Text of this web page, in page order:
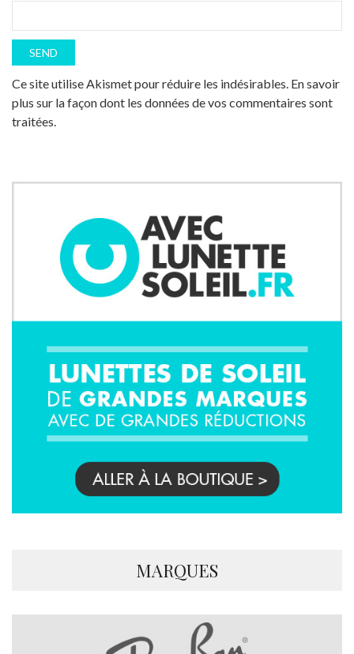
Ce site utilise Akismet pour réduire les indésirables. En savoir
plus sur la façon dont les données de vos commentaires sont
traitées.
MARQUES